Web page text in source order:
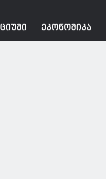
ᲔᲙᲝᲜᲝᲛᲘᲙᲐ